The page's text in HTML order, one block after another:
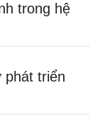
trong hệ
phát triển